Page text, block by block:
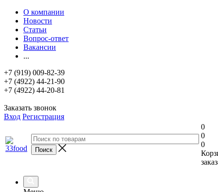
О компании
Новости
Статьи
Вопрос-ответ
Вакансии
...
+7 (919) 009-82-39
+7 (4922) 44-21-90
+7 (4922) 44-20-81
Заказать звонок
Вход Регистрация
0
0
0